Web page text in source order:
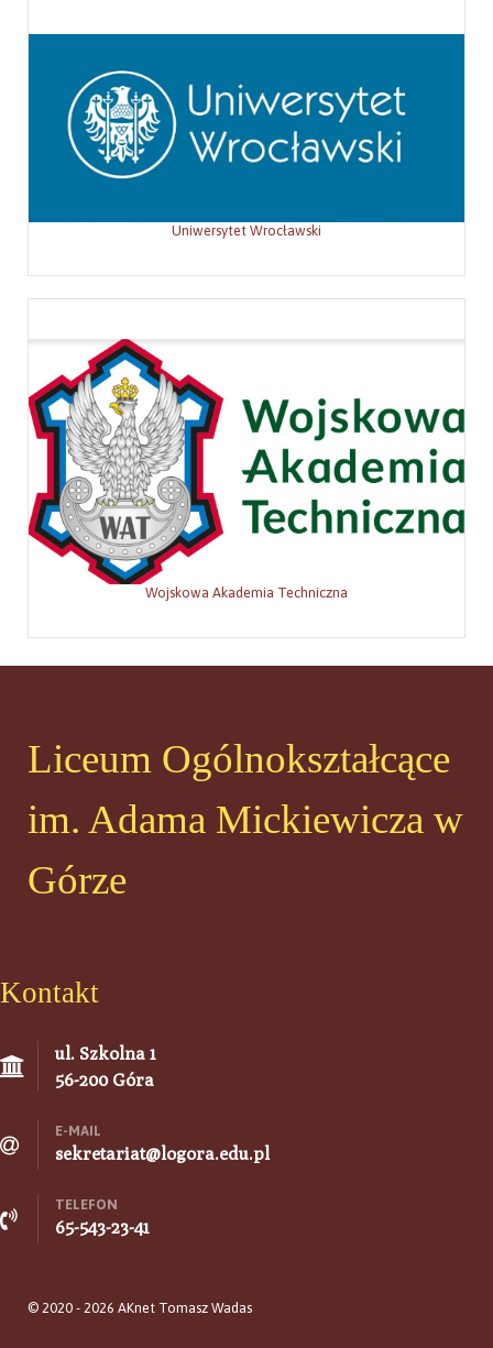
Uniwersytet Wrocławski
Wojskowa Akademia Techniczna
Liceum Ogólnokształcące
im. Adama Mickiewicza w
Górze
Kontakt
ul. Szkolna 1
56-200 Góra
E-MAIL
sekretariat@logora.edu.pl
TELEFON
65-543-23-41
© 2020 - 2026 AKnet Tomasz Wadas